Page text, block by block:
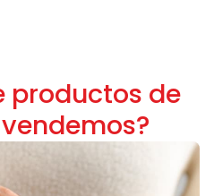
productos de